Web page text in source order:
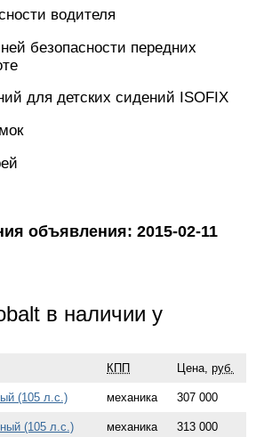
водителя
безопасности передних
для детских сидений ISOFIX
объявления: 2015-02-11
в наличии у
КПП Цена, руб.
(105 л.с.) механика 307 000
(105 л.с.) механика 313 000